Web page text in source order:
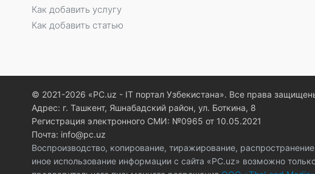
Как добавить услугу
Как добавить статью
© 2021-2026 «PC.uz - IT портал Узбекистана». Все права
Адрес: г. Ташкент, Яшнабадский район, ул. Боткина, 8
Регистрация электронного СМИ: №0965 от 10.05.2021
Почта: info@pc.uz
Воспроизводство, копирование, тиражирование,
иное использование информации с сайта «PC.uz» возможно